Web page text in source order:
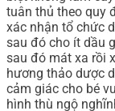
tuân thủ theo quy
xác nhận tổ chức
sau đó cho ít dầu
sau đó mát xa rồi
hương thảo dược
cảm giác cho bé
hình thù ngộ